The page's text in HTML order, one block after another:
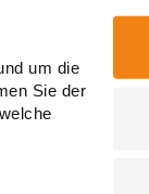
um die
Sie der